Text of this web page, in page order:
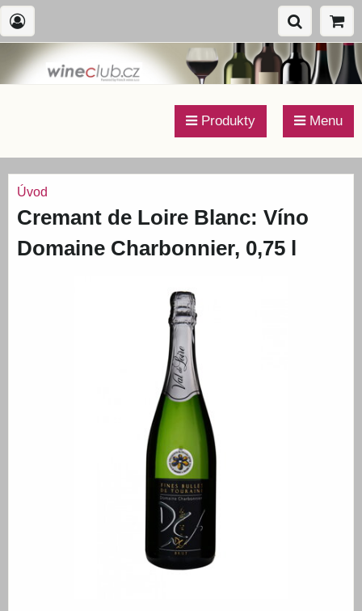
Produkty Menu
Úvod
Cremant de Loire Blanc: Víno
Domaine Charbonnier, 0,75 l